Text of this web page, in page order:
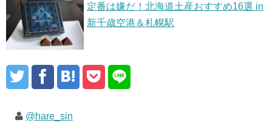
定番は嫌だ！北海道土産おすすめ16選 in
新千歳空港＆札幌駅
@hare_sin